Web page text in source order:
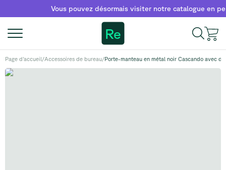
Vous pouvez désormais visiter notre catalogue en
Re
Page d'accueil/Accessoires de bureau/Porte-manteau en métal noir Cascando avec